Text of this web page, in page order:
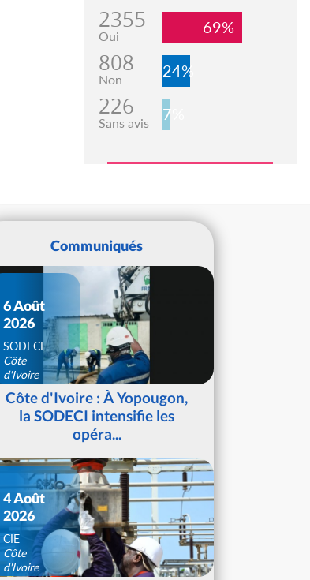
2355
Oui 69%
808
Non 24%
226
Sans avis 7%
Communiqués
6 Août
2026
SODECI
Côte
d'Ivoire
Côte d'Ivoire : À Yopougon,
la SODECI intensifie les
opéra...
4 Août
2026
CIE
Côte
d'Ivoire